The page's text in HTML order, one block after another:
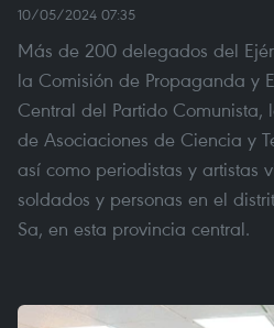
10/05/2024 07:35
Más de 200 delegados del
la Comisión de Propaganda y
Central del Partido Comunista,
de Asociaciones de Ciencia y
así como periodistas y artistas
soldados y personas en el
Sa, en esta provincia central.